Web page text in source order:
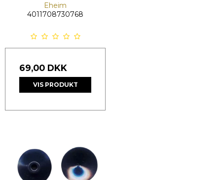
Eheim
4011708730768
69,00 DKK
VIS PRODUKT